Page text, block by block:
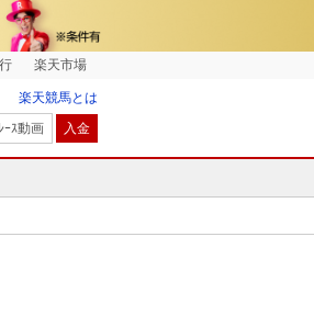
楽天市場
楽天競馬とは
ﾚｰｽ動画 入金